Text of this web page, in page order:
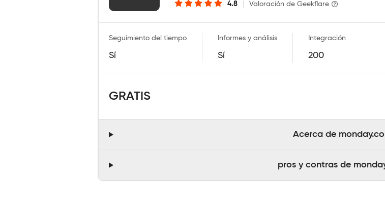
4.8 Valoración de Geekflare
Seguimiento del tiempo
Sí
Informes y análisis
Sí
Integración
200
GRATIS
Acerca de
pros y contras de